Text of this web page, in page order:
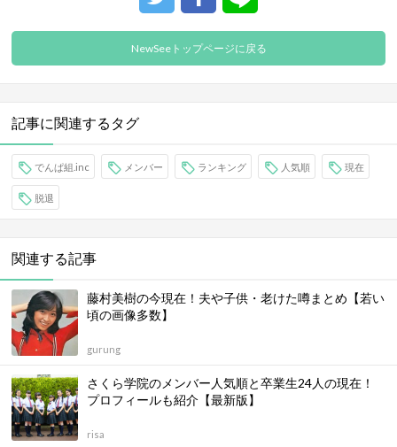
NewSeeトップページに戻る
記事に関連するタグ
でんぱ組.inc メンバー ランキング 人気順 現在
脱退
関連する記事
藤村美樹の今現在！夫や子供・老けた噂まとめ【若い
頃の画像多数】
gurung
さくら学院のメンバー人気順と卒業生24人の現在！
プロフィールも紹介【最新版】
risa